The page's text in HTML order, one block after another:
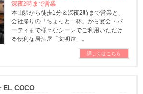
深夜2時まで営業
本山駅から徒歩1分＆深夜2時まで営業と、
会社帰りの「ちょっと一杯」から宴会・パ
ーティまで様々なシーンでご利用いただけ
る便利な居酒屋「文明館」。
詳しくはこちら
EL COCO